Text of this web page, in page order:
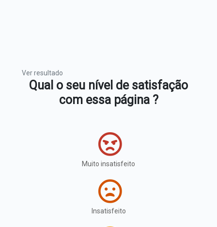
Ver resultado
Qual o seu nível de satisfação
com essa página ?
Muito insatisfeito
Insatisfeito